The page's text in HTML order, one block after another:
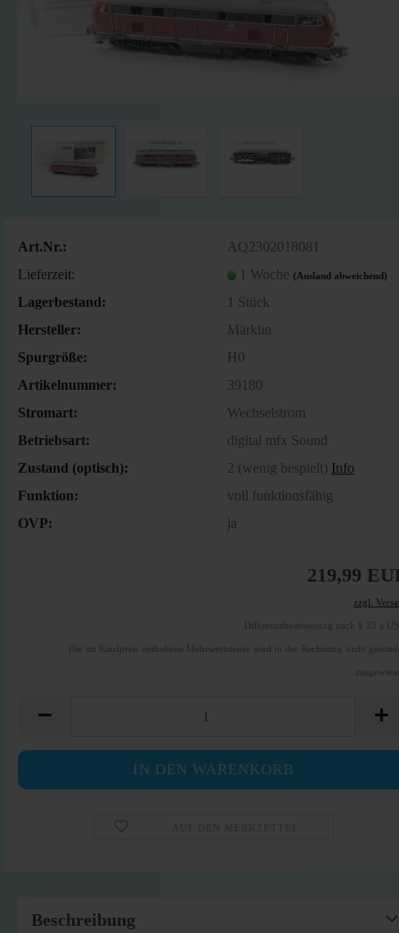
Art.Nr.:
AQ2302018081
Lieferzeit:
1 Woche (Ausland abweichend)
Lagerbestand: 1 Stück
Hersteller:
Märklin
Spurgröße:
H0
Artikelnummer:
39180
Stromart:
Wechselstrom
Betriebsart:
digital mfx Sound
Zustand (optisch):
2 (wenig bespielt) Info
Funktion:
voll funktionsfähig
OVP:
ja
219,99
zzgl.
Differenzbesteuerung nach § 25 a
Die im Kaufpreis enthaltene Mehrwertsteuer wird in der Rechnung nicht
Beschreibung